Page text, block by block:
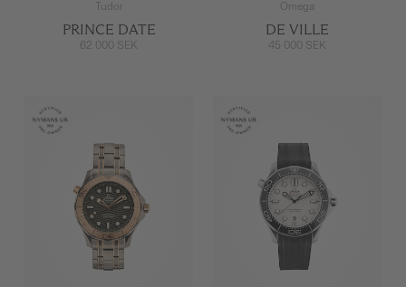
Tudor
PRINCE DATE
62 000 SEK
Omega
DE VILLE
45 000 SEK